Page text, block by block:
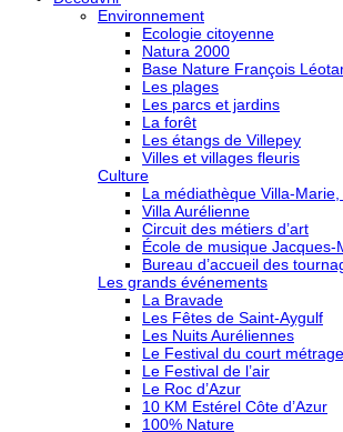
Environnement
Ecologie citoyenne
Natura 2000
Base Nature François
Les plages
Les parcs et jardins
La forêt
Les étangs de Villepey
Villes et villages fleuris
Culture
La médiathèque Villa-
Villa Aurélienne
Circuit des métiers d’art
École de musique Jacques-
Bureau d’accueil des
Les grands événements
La Bravade
Les Fêtes de Saint-Aygulf
Les Nuits Auréliennes
Le Festival du court métrage
Le Festival de l’air
Le Roc d’Azur
10 KM Estérel Côte d’Azur
100% Nature